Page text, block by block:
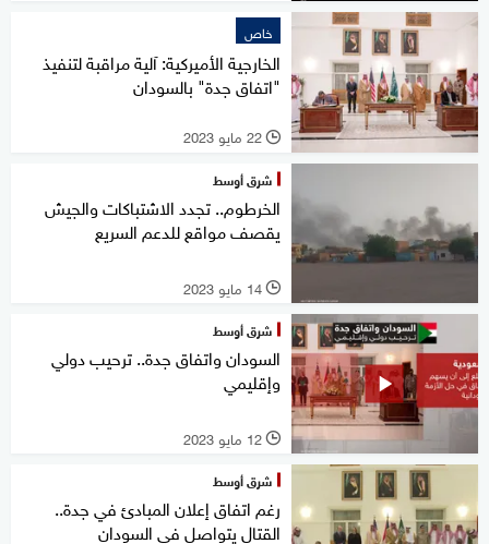
خاص
الخارجية الأميركية: آلية مراقبة لتنفيذ
"اتفاق جدة" بالسودان
l 22 مايو 2023
شرق أوسط
الخرطوم.. تجدد الاشتباكات والجيش
يقصف مواقع للدعم السريع
l 14 مايو 2023
شرق أوسط
السودان واتفاق جدة.. ترحيب دولي
وإقليمي
l 12 مايو 2023
شرق أوسط
رغم اتفاق إعلان المبادئ في جدة..
القتال يتواصل في السودان